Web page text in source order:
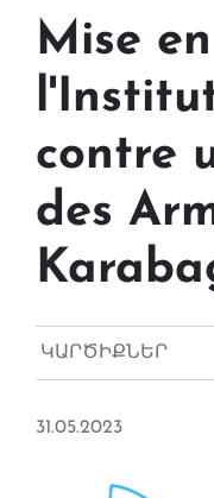
Mise
contre
des
ԿԱՐԾԻՔՆԵՐ
31.05.2023